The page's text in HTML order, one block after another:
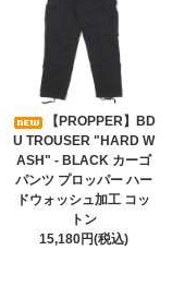
【PROPPER】BD
U TROUSER "HARD W
ASH" - BLACK カーゴ
パンツ プロッパー ハー
ドウォッシュ加工 コッ
トン
15,180円(税込)